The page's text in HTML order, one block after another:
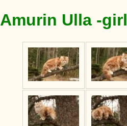
Amurin Ulla -